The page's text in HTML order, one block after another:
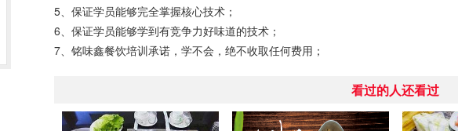
5、保证学员能够完全掌握核心技术；
6、保证学员能够学到有竞争力好味道的技术；
7、铭味鑫餐饮培训承诺，学不会，绝不收取任何费用；
看过的人还看过